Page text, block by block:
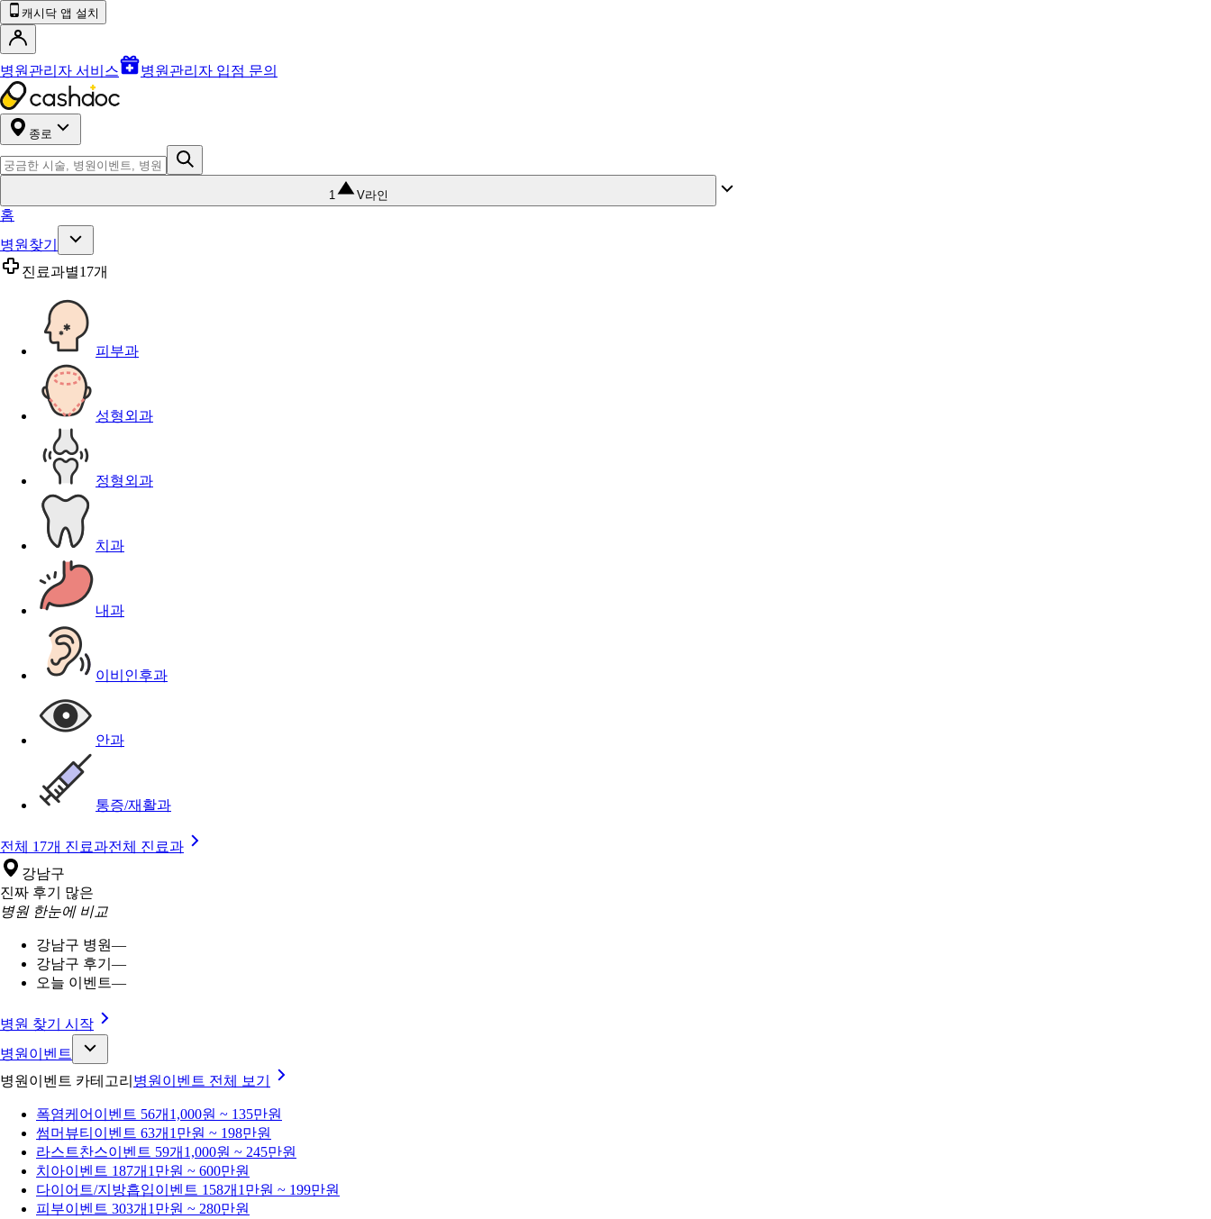
캐시닥 앱 설치
병원관리자 서비스 병원관리자 입점 문의
종로
1 V라인
홈
병원찾기
진료과별17개
피부과
성형외과
정형외과
치과
내과
이비인후과
안과
통증/재활과
전체 17개 진료과전체 진료과
강남구
진짜 후기 많은
병원 한눈에 비교
강남구 병원—
강남구 후기 —
오늘 이벤트—
병원 찾기 시작
병원이벤트
병원이벤트 카테고리 병원이벤트 전체 보기
폭염케어 이벤트 56개 1,000원 ~ 135만원
썸머뷰티 이벤트 63개 1만원 ~ 198만원
라스트찬스이벤트 59개 1,000원 ~ 245만원
치아이벤트 187개 1만원 ~ 600만원
다이어트/지방흡입이벤트 158개 1만원 ~ 199만원
피부이벤트 303개 1만원 ~ 280만원